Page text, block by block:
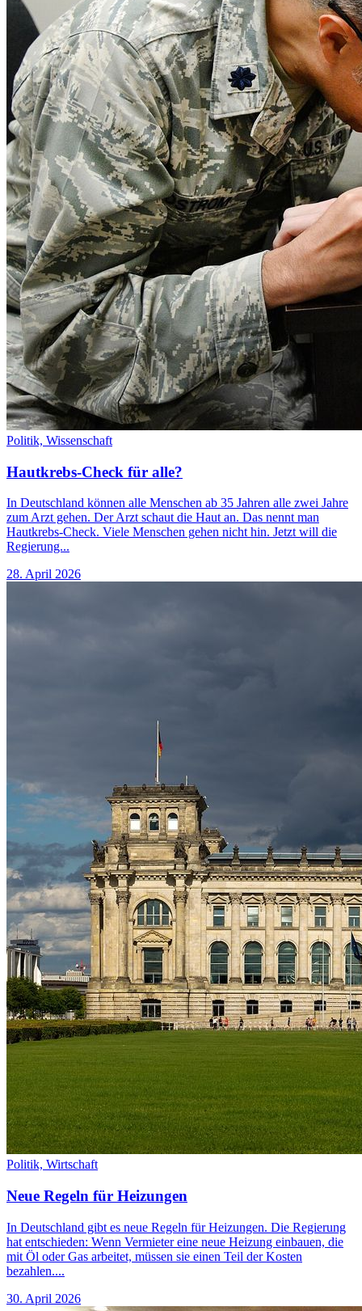
Politik, Wissenschaft
Hautkrebs-Check für alle?
In Deutschland können alle Menschen ab 35 Jahren alle zwei Jahre
zum Arzt gehen. Der Arzt schaut die Haut an. Das nennt man
Hautkrebs-Check. Viele Menschen gehen nicht hin. Jetzt will die
Regierung...
28. April 2026
Politik, Wirtschaft
Neue Regeln für Heizungen
In Deutschland gibt es neue Regeln für Heizungen. Die Regierung
hat entschieden: Wenn Vermieter eine neue Heizung einbauen, die
mit Öl oder Gas arbeitet, müssen sie einen Teil der Kosten
bezahlen....
30. April 2026